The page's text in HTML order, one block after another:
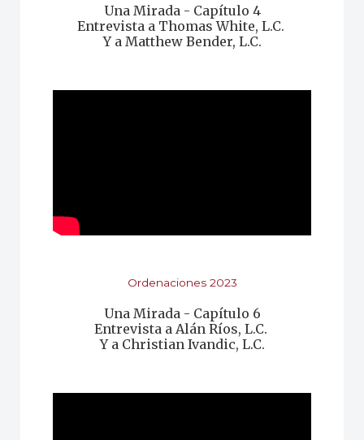
Una Mirada - Capítulo 4
Entrevista a Thomas White, L.C.
Y a Matthew Bender, L.C.
Ordenaciones 2023
Una Mirada - Capítulo 6
Entrevista a Alán Ríos, L.C.
Y a Christian Ivandic, L.C.